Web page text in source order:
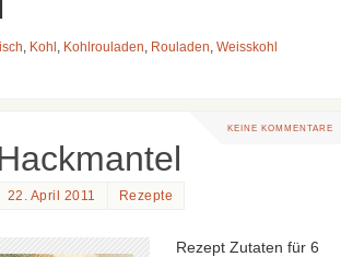
, Kohl, Kohlrouladen, Rouladen, Weisskohl
KEINE KOMMENTARE
22. April 2011 Rezepte
Rezept Zutaten für 6